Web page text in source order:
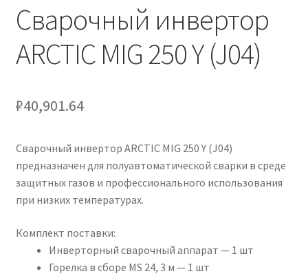
Сварочный инвертор
ARCTIC MIG 250 Y (J04)
₽40,901.64
Сварочный инвертор ARCTIC MIG 250 Y (J04)
предназначен для полуавтоматической сварки в среде
защитных газов и профессионального использования
при низких температурах.
Комплект поставки:
Инверторный сварочный аппарат — 1 шт
Горелка в сборе MS 24, 3 м — 1 шт